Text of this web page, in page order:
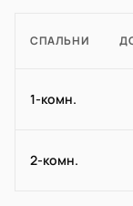
СПАЛЬНИ
1-комн.
2-комн.